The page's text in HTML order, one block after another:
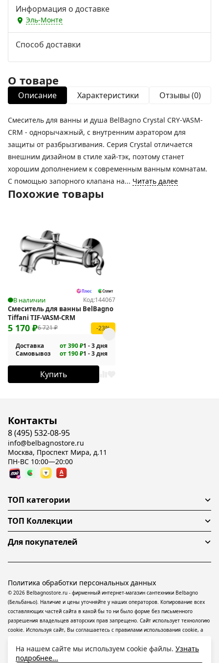
Информация о доставке
Эль-Монте
Способ доставки
О товаре
Описание Характеристики Отзывы (0)
Смеситель для ванны и душа BelBagno Crystal CRY-VASM-
CRM - однорычажный, с внутренним аэратором для
защиты от разбрызгивания. Серия Crystal отличается
внешним дизайном в стиле хай-тэк, поэтому станет
хорошим дополнением к современным ванным комнатам.
С помощью запорного клапана на... Читать далее
Похожие товары
В наличии Код:144067
Смеситель для ванны BelBagno
Tiffani TIF-VASM-CRM
6 721₽
5 170 ₽ -23%
Доставка от 390 ₽1 - 3 дня
Самовывоз
от 190 ₽1 - 3 дня
Купить
Контакты
8 (495) 532-08-95
info@belbagnostore.ru
Москва, Проспект Мира, д.11
ПН-ВС 10:00—20:00
ТОП категории
ТОП Коллекции
Для покупателей
© 2026 Belbagnostore.ru - фирменный интернет-магазин сантехники Belbagno
(Бельбаньо). Наличие и цены уточняйте у наших операторов. Копирование всех
составляющих частей сайта в какой бы то ни было форме без письменного
разрешения владельцев авторских прав запрещено. Сайт использует технологию
cookie. Используя сайт, Вы соглашаетесь с правилами использования cookie, а
ресурсе применяютсярекомендательные технологии(информационные
технологии предоставления информации на основе сбора, систематизации и
Политика обработки персональных данных
На нашем сайте мы используем cookie файлы. Узнать
подробнее...